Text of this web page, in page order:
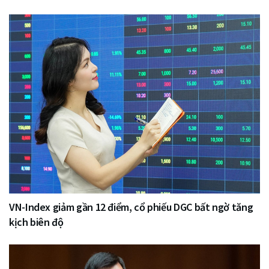
VN-Index giảm gần 12 điểm, cổ phiếu DGC bất ngờ tăng
kịch biên độ